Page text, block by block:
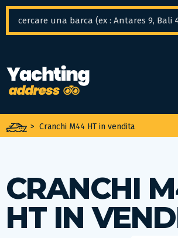
> Cranchi M44 HT in vendita
CRANCHI
HT IN
Pannello di gestione dei cookies